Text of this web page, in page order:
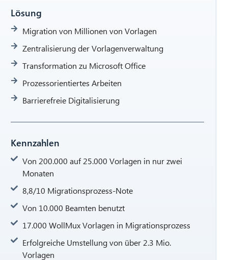
Lösung
Migration von Millionen von Vorlagen
Zentralisierung der Vorlagenverwaltung
Transformation zu Microsoft Office
Prozessorientiertes Arbeiten
Barrierefreie Digitalisierung
Kennzahlen
Von 200.000 auf 25.000 Vorlagen in nur zwei
Monaten
8,8/10 Migrationsprozess-Note
Von 10.000 Beamten benutzt
17.000 WollMux Vorlagen in Migrationsprozess
Erfolgreiche Umstellung von über 2.3 Mio.
Vorlagen